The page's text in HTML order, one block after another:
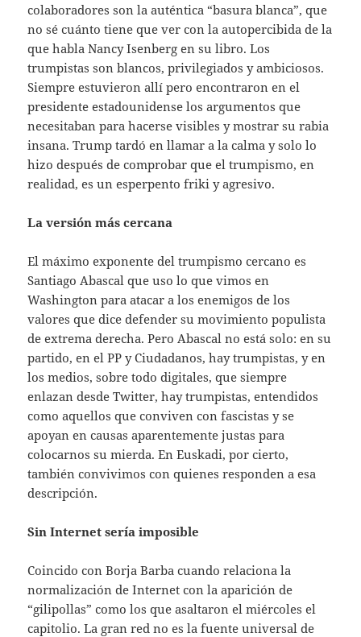
colaboradores son la auténtica “basura blanca”, que
no sé cuánto tiene que ver con la autopercibida de la
que habla Nancy Isenberg en su libro. Los
trumpistas son blancos, privilegiados y ambiciosos.
Siempre estuvieron allí pero encontraron en el
presidente estadounidense los argumentos que
necesitaban para hacerse visibles y mostrar su rabia
insana. Trump tardó en llamar a la calma y solo lo
hizo después de comprobar que el trumpismo, en
realidad, es un esperpento friki y agresivo.
La versión más cercana
El máximo exponente del trumpismo cercano es
Santiago Abascal que uso lo que vimos en
Washington para atacar a los enemigos de los
valores que dice defender su movimiento populista
de extrema derecha. Pero Abascal no está solo: en su
partido, en el PP y Ciudadanos, hay trumpistas, y en
los medios, sobre todo digitales, que siempre
enlazan desde Twitter, hay trumpistas, entendidos
como aquellos que conviven con fascistas y se
apoyan en causas aparentemente justas para
colocarnos su mierda. En Euskadi, por cierto,
también convivimos con quienes responden a esa
descripción.
Sin Internet sería imposible
Coincido con Borja Barba cuando relaciona la
normalización de Internet con la aparición de
“gilipollas” como los que asaltaron el miércoles el
capitolio. La gran red no es la fuente universal de